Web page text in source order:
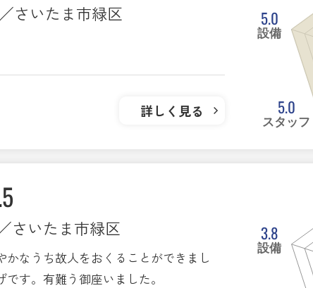
さいたま市緑区
詳しく見る 5.0
スタッフ
5.0
設備
さいたま市緑区
なうち故人をおくることができまし
す。有難う御座いました。
3.8
設備